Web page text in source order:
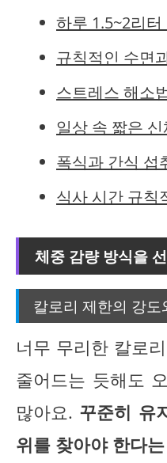
하루 1.5~2리터
규칙적인 수면
스트레스 해소
일상 속 짧은
폭식과 간식 섭
식사 시간 규칙
체중 감량 방식을
칼로리 제한의 강도
너무 무리한 칼로
줄어드는 듯해도
많아요. 꾸준히 유
위를 찾아야 한다